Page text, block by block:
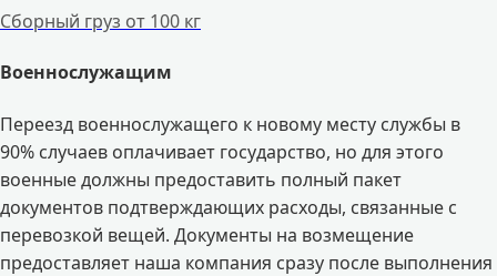
Сборный груз от 100 кг
Военнослужащим
Переезд военнослужащего к новому месту службы в
90% случаев оплачивает государство, но для этого
военные должны предоставить полный пакет
документов подтверждающих расходы, связанные с
перевозкой вещей. Документы на возмещение
предоставляет наша компания сразу после выполнения